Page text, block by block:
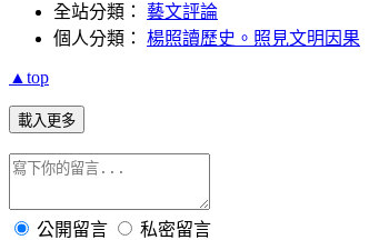
全站分類： 藝文評論
個人分類： 楊照讀歷史。照見文明因果
▲top
載入更多
公開留言 私密留言